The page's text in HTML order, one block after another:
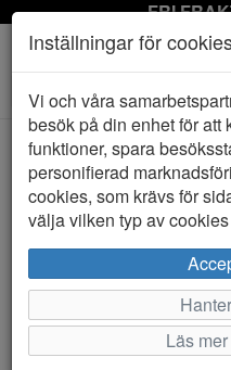
FRI
Toggle
navigation
HEM CANADA SNOW
Inställningar för
Vi och våra
besök på din enhet för
funktioner, spara
personifierad
cookies, som krävs för
välja vilken typ av
Läs